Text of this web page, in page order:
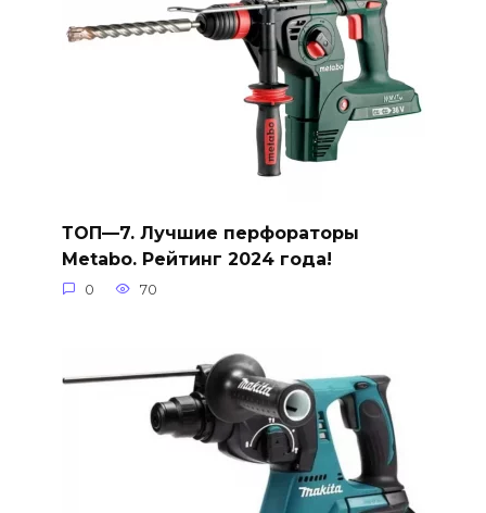
ТОП—7. Лучшие перфораторы
Metabo. Рейтинг 2024 года!
0 70